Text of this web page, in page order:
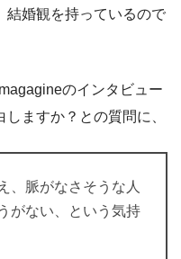
結婚観を持っているので
のインタビュー
ますか？との質問に、
、脈がなさそうな人
がない、という気持